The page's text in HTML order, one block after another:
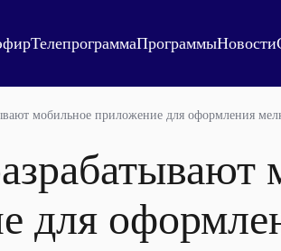
ТелепрограммаПрограммыНовости
мобильное приложение для оформления
для